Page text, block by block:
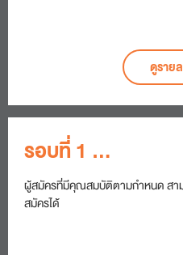
ดูราย
รอบที่ 1
แฟ้มสะสมผลงาน
ผู้สมัครที่มีคุณสมบัติตามกำหนด สาม
สมัครได้